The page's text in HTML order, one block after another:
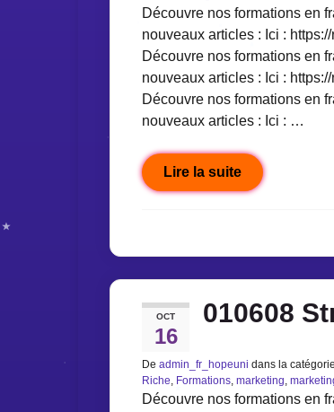
Découvre nos formations en
nouveaux articles : Ici :
Découvre nos formations en
nouveaux articles : Ici :
Découvre nos formations en
nouveaux articles : Ici : …
Lire la suite
OCT
16
010608
De admin_fr_hopeuni dans la catégorie
Riche, Formations, marketing,
Découvre nos formations en